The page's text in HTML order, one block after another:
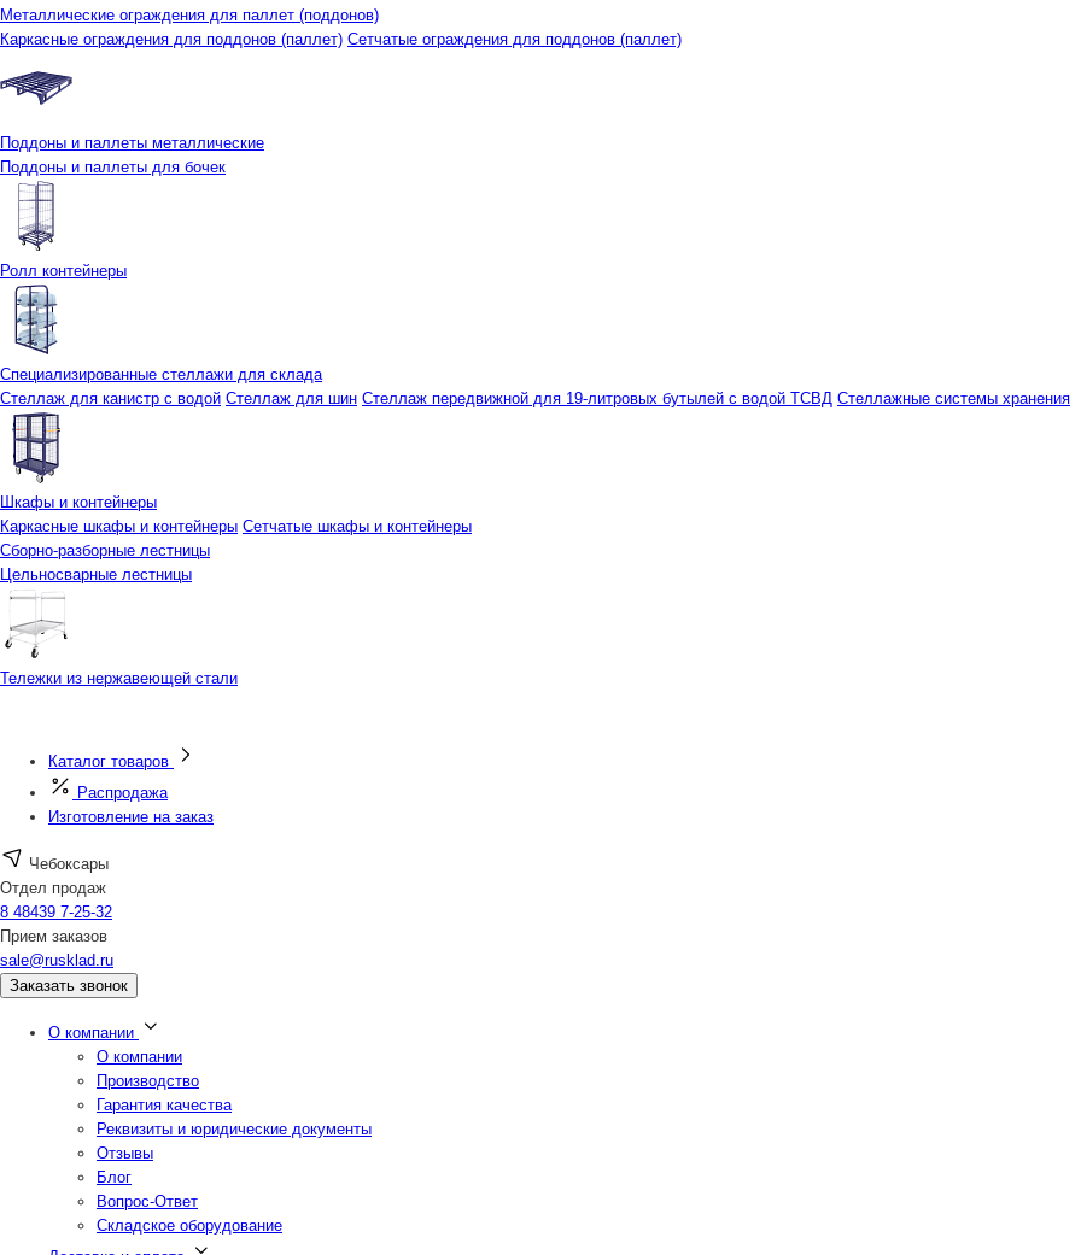
Металлические ограждения для паллет (поддонов)
Каркасные ограждения для поддонов (паллет) Сетчатые ограждения для поддонов (паллет)
Поддоны и паллеты металлические
Поддоны и паллеты для бочек
Ролл контейнеры
Специализированные стеллажи для склада
Стеллаж для канистр с водой Стеллаж для шин Стеллаж передвижной для 19-литровых бутылей с водой ТСВД Стеллажные системы хранения
Шкафы и контейнеры
Каркасные шкафы и контейнеры Сетчатые шкафы и контейнеры
Сборно-разборные лестницы
Цельносварные лестницы
Тележки из нержавеющей стали
Каталог товаров
Распродажа
Изготовление на заказ
Чебоксары
Отдел продаж
8 48439 7-25-32
Прием заказов
sale@rusklad.ru
Заказать звонок
О компании
О компании
Производство
Гарантия качества
Реквизиты и юридические документы
Отзывы
Блог
Вопрос-Ответ
Складское оборудование